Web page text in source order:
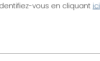
vous en cliquant ici